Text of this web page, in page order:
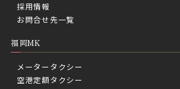
採用情報
お問合せ先一覧
福岡MK
メータータクシー
空港定額タクシー